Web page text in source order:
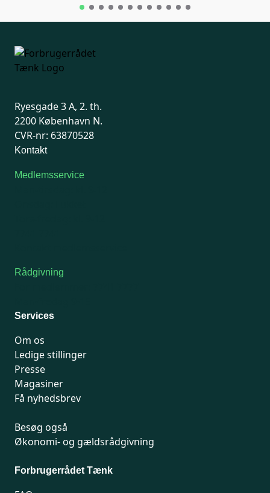
Ryesgade 3 A, 2. th.
2200 København N.
CVR-nr: 63870528
Kontakt
Medlemsservice
Rådgivning
Services
Om os
Ledige stillinger
Presse
Magasiner
Få nyhedsbrev
Besøg også
Økonomi- og gældsrådgivning
Forbrugerrådet Tænk